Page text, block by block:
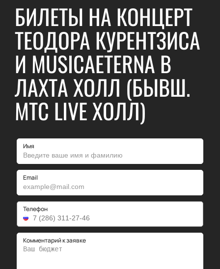
БИЛЕТЫ НА КОНЦЕРТ
ТЕОДОРА КУРЕНТЗИСА
И MUSICAETERNA В
ЛАХТА ХОЛЛ (БЫВШ.
МТС LIVE ХОЛЛ)
Имя
Email
Телефон
Комментарий к заявке